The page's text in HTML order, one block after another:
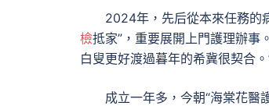
2024年，先后從本來任務的
檢抵家”，重要展開上門護理辦事
白叟更好渡過暮年的希冀很契合。
成立一年多，今朝“海棠花醫